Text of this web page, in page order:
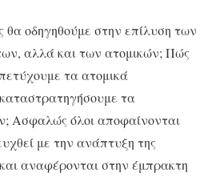
οδηγηθούμε στην επίλυση των
αλλά και των ατομικών; Πώς
τα ατομικά
τα
Ασφαλώς όλοι αποφαίνονται
με την ανάπτυξη της
αναφέρονται στην έμπρακτη